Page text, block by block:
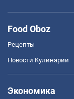
Food Oboz
Рецепты
Новости Кулинарии
Экономика